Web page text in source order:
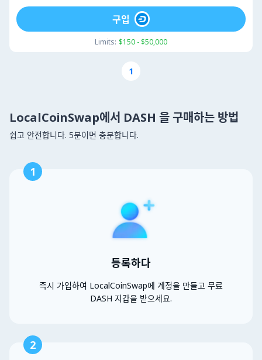
Limits: $150 - $50,000
구입
1
LocalCoinSwap에서 DASH 을 구매하는 방법
쉽고 안전합니다. 5분이면 충분합니다.
1
등록하다
즉시 가입하여 LocalCoinSwap에 계정을 만들고 무료
DASH 지갑을 받으세요.
2